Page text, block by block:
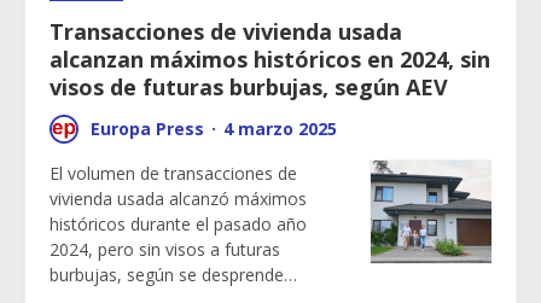
Transacciones de vivienda usada
alcanzan máximos históricos en 2024, sin
visos de futuras burbujas, según AEV
Europa Press · 4 marzo 2025
El volumen de transacciones de
vivienda usada alcanzó máximos
históricos durante el pasado año
2024, pero sin visos a futuras
burbujas, según se desprende…